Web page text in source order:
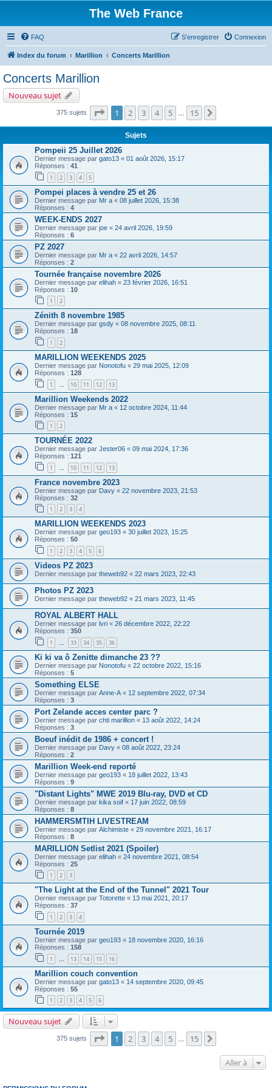
The Web France
FAQ Connexion
S’enregistrer
Index du forum Marillion Concerts Marillion
Concerts Marillion
Nouveau sujet
375 sujets Page sur15
1 2 3 4 5 15
Sujets
Pompeii 25 Juillet 2026
Dernier message par gato13 « 01 août 2026, 15:17
Réponses : 41
1 2 3 4 5
Pompei places à vendre 25 et 26
Dernier message par Mr a « 08 juillet 2026, 15:38
Réponses : 4
WEEK-ENDS 2027
Dernier message par joe « 24 avril 2026, 19:59
Réponses : 6
PZ 2027
Dernier message par Mr a « 22 avril 2026, 14:57
Réponses : 2
Tournée française novembre 2026
Dernier message par elihah « 23 février 2026, 16:51
Réponses : 10
1 2
Zénith 8 novembre 1985
Dernier message par gsdy « 08 novembre 2025, 08:11
Réponses : 18
1 2
MARILLION WEEKENDS 2025
Dernier message par Nonotofu « 29 mai 2025, 12:09
Réponses : 128
1 … 10 11 12 13
Marillion Weekends 2022
Dernier message par Mr a « 12 octobre 2024, 11:44
Réponses : 15
1 2
TOURNÉE 2022
Dernier message par Jester06 « 09 mai 2024, 17:36
Réponses : 121
1 … 10 11 12 13
France novembre 2023
Dernier message par Davy « 22 novembre 2023, 21:53
Réponses : 32
1 2 3 4
MARILLION WEEKENDS 2023
Dernier message par geo193 « 30 juillet 2023, 15:25
Réponses : 50
1 2 3 4 5 6
Videos PZ 2023
Dernier message par theweb92 « 22 mars 2023, 22:43
Photos PZ 2023
Dernier message par theweb92 « 21 mars 2023, 11:45
ROYAL ALBERT HALL
Dernier message par lvri « 26 décembre 2022, 22:22
Réponses : 350
1 … 33 34 35 36
Ki ki va ô Zenitte dimanche 23 ??
Dernier message par Nonotofu « 22 octobre 2022, 15:16
Réponses : 5
Something ELSE
Dernier message par Anne-A « 12 septembre 2022, 07:34
Réponses : 3
Port Zelande acces center parc ?
Dernier message par chti marillion « 13 août 2022, 14:24
Réponses : 3
Boeuf inédit de 1986 + concert !
Dernier message par Davy « 08 août 2022, 23:24
Réponses : 2
Marillion Week-end reporté
Dernier message par geo193 « 18 juillet 2022, 13:43
Réponses : 9
"Distant Lights" MWE 2019 Blu-ray, DVD et CD
Dernier message par kika soif « 17 juin 2022, 08:59
Réponses : 8
HAMMERSMTIH LIVESTREAM
Dernier message par Alchimiste « 29 novembre 2021, 16:17
Réponses : 8
MARILLION Setlist 2021 (Spoiler)
Dernier message par elihah « 24 novembre 2021, 08:54
Réponses : 25
1 2 3
"The Light at the End of the Tunnel" 2021 Tour
Dernier message par Totorette « 13 mai 2021, 20:17
Réponses : 37
1 2 3 4
Tournée 2019
Dernier message par geo193 « 18 novembre 2020, 16:16
Réponses : 158
1 … 13 14 15 16
Marillion couch convention
Dernier message par gato13 « 14 septembre 2020, 09:45
Réponses : 55
1 2 3 4 5 6
Nouveau sujet
375 sujets Page sur15
1 2 3 4 5 15
Aller à